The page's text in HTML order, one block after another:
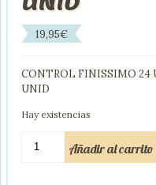
19,95€
CONTROL FINISSIMO 24
UNID
Hay existencias
FINISSIMOAñadir al carrito